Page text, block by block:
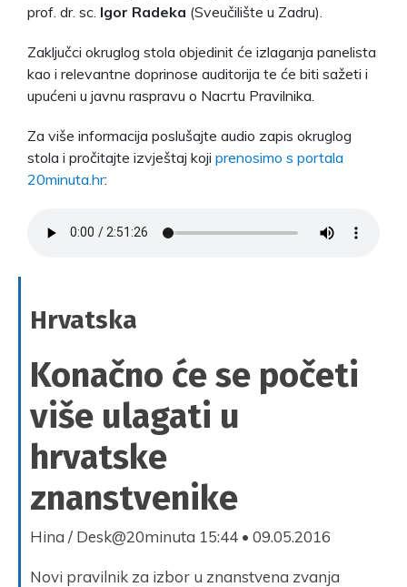
prof. dr. sc. Igor Radeka (Sveučilište u Zadru).
Zaključci okruglog stola objedinit će izlaganja panelista
kao i relevantne doprinose auditorija te će biti sažeti i
upućeni u javnu raspravu o Nacrtu Pravilnika.
Za više informacija poslušajte audio zapis okruglog
stola i pročitajte izvještaj koji prenosimo s portala
20minuta.hr:
Hrvatska
Konačno će se početi
više ulagati u
hrvatske
znanstvenike
Hina / Desk@20minuta 15:44 • 09.05.2016
Novi pravilnik za izbor u znanstvena zvanja